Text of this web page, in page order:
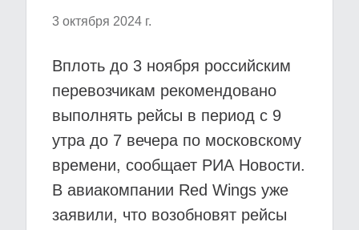
3 октября 2024 г.
Вплоть до 3 ноября российским
перевозчикам рекомендовано
выполнять рейсы в период с 9
утра до 7 вечера по московскому
времени, сообщает РИА Новости.
В авиакомпании Red Wings уже
заявили, что возобновят рейсы